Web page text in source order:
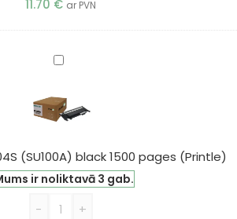
11.70 € ar PVN
Samsung
K404S
(SU100A)
1500
pages
(Printle)
(SU100A) black 1500 pages (Printle)
ir noliktavā 3 gab.
-
+